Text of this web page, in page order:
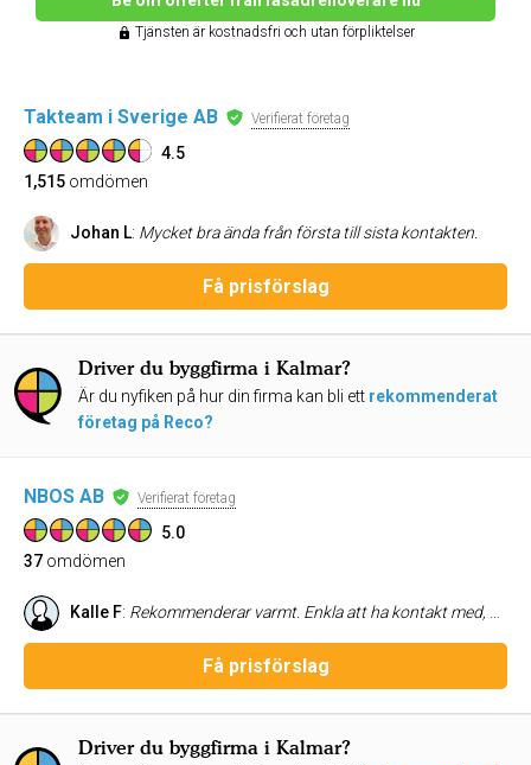
Tjänsten är kostnadsfri och utan förpliktelser
Takteam i Sverige AB Verifierat företag
4.5
1,515 omdömen
Johan L: Mycket bra ända från första till sista kontakten.
Få prisförslag
Driver du byggfirma i Kalmar?
Är du nyfiken på hur din firma kan bli ett rekommenderat
företag på Reco?
NBOS AB Verifierat företag
5.0
37 omdömen
Kalle F: Rekommenderar varmt. Enkla att ha kontakt med, öppna för förändringar i offerten utan strul. Väl utfört arbete på utsatt tid och datum. Känns framförallt som ett ärligt gäng som man kan lita på och som vill kunden väl. 5+
Få prisförslag
Driver du byggfirma i Kalmar?